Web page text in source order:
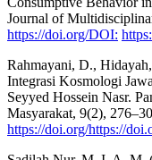
Journal of
https://doi.org/DOI:
Rahmayani, D.,
Integrasi Kosmologi
Seyyed Hossein Nasr.
Masyarakat, 9(2),
https://doi.org/https://